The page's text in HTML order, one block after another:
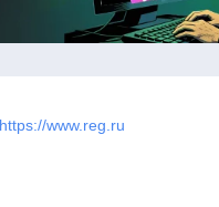
https://www.reg.ru